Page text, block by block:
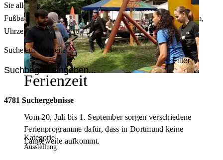
Ferienzeit
Vom 20. Juli bis 1. September sorgen verschiedene
Ferienprogramme dafür, dass in Dortmund keine
Langeweile aufkommt.
Sie alle Events – von der Stadt- oder Museumsführung übers
Fußballspiel bis zum Flohmarkt. Sie können dabei nach Datum,
Uhrzeit, Ort oder Art der Veranstaltung auswählen. Viel Spaß!
Suche auf Webseite
Filter
4781 Suchergebnisse
Kategorie
Ausstellung